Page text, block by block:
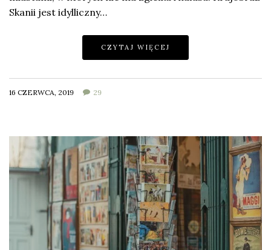
Skanii jest idylliczny…
CZYTAJ WIĘCEJ
16 CZERWCA, 2019 29